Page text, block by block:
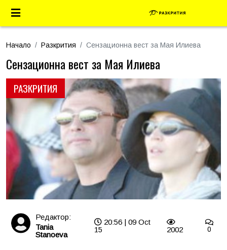
Начало Разкрития Сензационна вест за Мая Илиева
РАЗКРИТИЯ
Сензационна вест за Мая Илиева
Редактор:
Tania
Stanoeva
20:56 | 09 Oct
15
2002 0